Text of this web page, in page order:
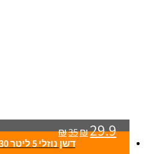
₪35₪29.9
דשן נוזלי 5 ליטר KF-30